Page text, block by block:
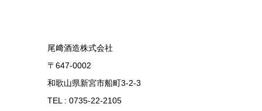
尾﨑酒造株式会社
〒647-0002
和歌山県新宮市船町3-2-3
TEL : 0735-22-2105